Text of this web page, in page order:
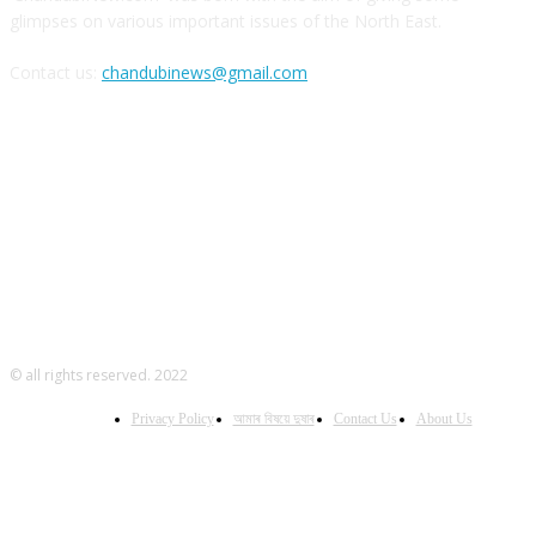
chandubinews@gmail.com
© all rights reserved. 2022
Privacy Policy আমাৰ বিষয়ে দুষাৰ Contact Us About Us